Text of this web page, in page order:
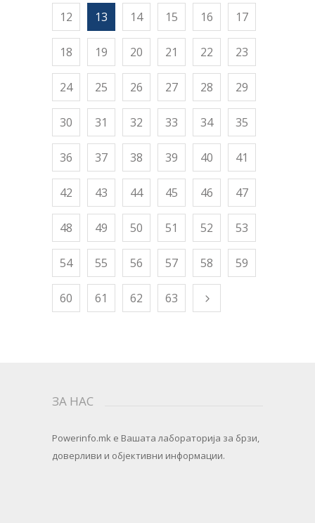
12 13 14 15 16 17
18 19 20 21 22 23
24 25 26 27 28 29
30 31 32 33 34 35
36 37 38 39 40 41
42 43 44 45 46 47
48 49 50 51 52 53
54 55 56 57 58 59
60 61 62 63
ЗА НАС
Powerinfo.mk e Вашата лабораторија за брзи,
доверливи и објективни информации.